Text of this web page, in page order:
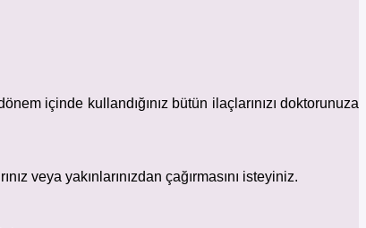
içinde kullandığınız bütün ilaçlarınızı doktorunuza
veya yakınlarınızdan çağırmasını isteyiniz.